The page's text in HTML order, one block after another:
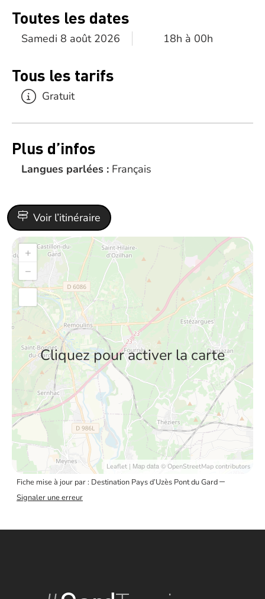
Toutes les dates
Samedi 8 août 2026 18h à 00h
Tous les tarifs
Gratuit
Plus d’infos
Langues parlées : Français
Voir l’itinéraire
Cliquez pour activer la carte
+
−
Leaflet | Map data © OpenStreetMap contributors
Fiche mise à jour par : Destination Pays d’Uzès Pont du Gard–
Signaler une erreur